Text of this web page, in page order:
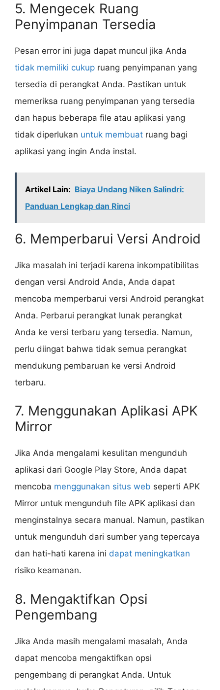
5. Mengecek Ruang
Penyimpanan Tersedia
Pesan error ini juga dapat muncul jika Anda
tidak memiliki cukup ruang penyimpanan yang
tersedia di perangkat Anda. Pastikan untuk
memeriksa ruang penyimpanan yang tersedia
dan hapus beberapa file atau aplikasi yang
tidak diperlukan untuk membuat ruang bagi
aplikasi yang ingin Anda instal.
Artikel Lain: Biaya Undang Niken Salindri:
Panduan Lengkap dan Rinci
6. Memperbarui Versi Android
Jika masalah ini terjadi karena inkompatibilitas
dengan versi Android Anda, Anda dapat
mencoba memperbarui versi Android perangkat
Anda. Perbarui perangkat lunak perangkat
Anda ke versi terbaru yang tersedia. Namun,
perlu diingat bahwa tidak semua perangkat
mendukung pembaruan ke versi Android
terbaru.
7. Menggunakan Aplikasi APK
Mirror
Jika Anda mengalami kesulitan mengunduh
aplikasi dari Google Play Store, Anda dapat
mencoba menggunakan situs web seperti APK
Mirror untuk mengunduh file APK aplikasi dan
menginstalnya secara manual. Namun, pastikan
untuk mengunduh dari sumber yang tepercaya
dan hati-hati karena ini dapat meningkatkan
risiko keamanan.
8. Mengaktifkan Opsi
Pengembang
Jika Anda masih mengalami masalah, Anda
dapat mencoba mengaktifkan opsi
pengembang di perangkat Anda. Untuk